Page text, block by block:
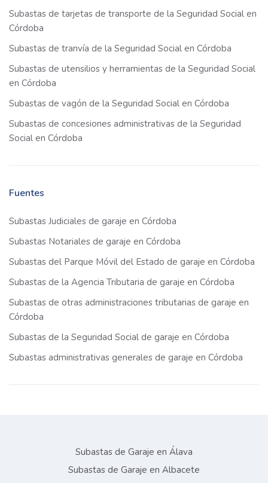
Subastas de tarjetas de transporte de la Seguridad Social en
Córdoba
Subastas de tranvía de la Seguridad Social en Córdoba
Subastas de utensilios y herramientas de la Seguridad Social
en Córdoba
Subastas de vagón de la Seguridad Social en Córdoba
Subastas de concesiones administrativas de la Seguridad
Social en Córdoba
Fuentes
Subastas Judiciales de garaje en Córdoba
Subastas Notariales de garaje en Córdoba
Subastas del Parque Móvil del Estado de garaje en Córdoba
Subastas de la Agencia Tributaria de garaje en Córdoba
Subastas de otras administraciones tributarias de garaje en
Córdoba
Subastas de la Seguridad Social de garaje en Córdoba
Subastas administrativas generales de garaje en Córdoba
Subastas de Garaje en Álava
Subastas de Garaje en Albacete